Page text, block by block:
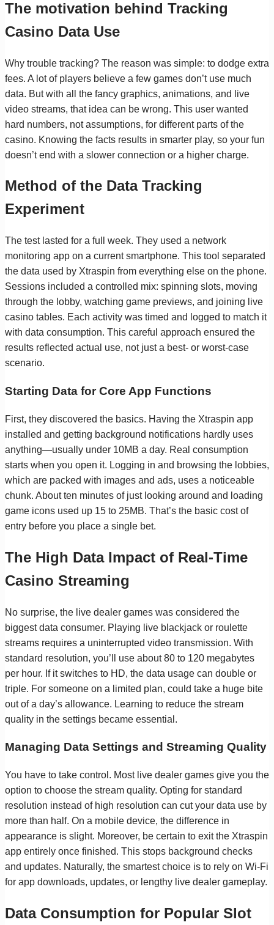
The motivation behind Tracking
Casino Data Use
Why trouble tracking? The reason was simple: to dodge extra
fees. A lot of players believe a few games don’t use much
data. But with all the fancy graphics, animations, and live
video streams, that idea can be wrong. This user wanted
hard numbers, not assumptions, for different parts of the
casino. Knowing the facts results in smarter play, so your fun
doesn’t end with a slower connection or a higher charge.
Method of the Data Tracking
Experiment
The test lasted for a full week. They used a network
monitoring app on a current smartphone. This tool separated
the data used by Xtraspin from everything else on the phone.
Sessions included a controlled mix: spinning slots, moving
through the lobby, watching game previews, and joining live
casino tables. Each activity was timed and logged to match it
with data consumption. This careful approach ensured the
results reflected actual use, not just a best- or worst-case
scenario.
Starting Data for Core App Functions
First, they discovered the basics. Having the Xtraspin app
installed and getting background notifications hardly uses
anything—usually under 10MB a day. Real consumption
starts when you open it. Logging in and browsing the lobbies,
which are packed with images and ads, uses a noticeable
chunk. About ten minutes of just looking around and loading
game icons used up 15 to 25MB. That’s the basic cost of
entry before you place a single bet.
The High Data Impact of Real-Time
Casino Streaming
No surprise, the live dealer games was considered the
biggest data consumer. Playing live blackjack or roulette
streams requires a uninterrupted video transmission. With
standard resolution, you’ll use about 80 to 120 megabytes
per hour. If it switches to HD, the data usage can double or
triple. For someone on a limited plan, could take a huge bite
out of a day’s allowance. Learning to reduce the stream
quality in the settings became essential.
Managing Data Settings and Streaming Quality
You have to take control. Most live dealer games give you the
option to choose the stream quality. Opting for standard
resolution instead of high resolution can cut your data use by
more than half. On a mobile device, the difference in
appearance is slight. Moreover, be certain to exit the Xtraspin
app entirely once finished. This stops background checks
and updates. Naturally, the smartest choice is to rely on Wi-Fi
for app downloads, updates, or lengthy live dealer gameplay.
Data Consumption for Popular Slot